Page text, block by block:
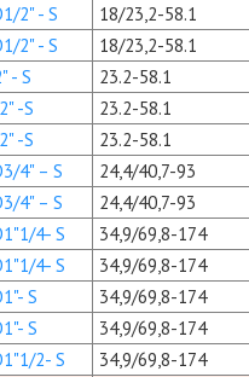
2" - S
18/23,2-58.1
2" - S
18/23,2-58.1
- S
23.2-58.1
-S
23.2-58.1
-S
23.2-58.1
4" – S
24,4/40,7-93
4" – S
24,4/40,7-93
4- S
34,9/69,8-174
4- S
34,9/69,8-174
S
34,9/69,8-174
S
34,9/69,8-174
2- S
34,9/69,8-174